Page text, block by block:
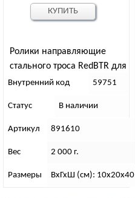
Ролики направляющие
стального троса RedBTR для
лебедок 6000 lbs
Внутренний код 59751
Статус В наличии
Артикул 891610
Вес 2 000 г.
Размеры ВхГхШ (см): 10х20х40
КУПИТЬ